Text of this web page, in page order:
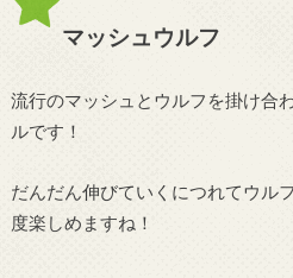
マッシュウルフ
流行のマッシュとウルフを掛け合
ルです！
だんだん伸びていくにつれてウル
度楽しめますね！